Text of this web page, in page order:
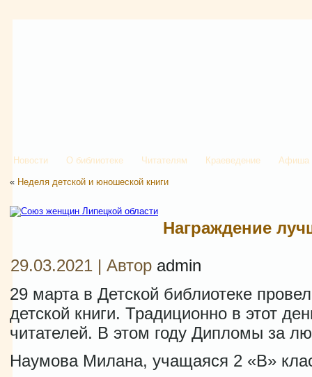
Новости О библиотеке Читателям Краеведение Афиша
« Неделя детской и юношеской книги
Награждение
29.03.2021 | Автор admin
29 марта в Детской библиотеке
детской книги. Традиционно в этот
читателей. В этом году Дипломы за
Наумова Милана, учащаяся 2 «В»